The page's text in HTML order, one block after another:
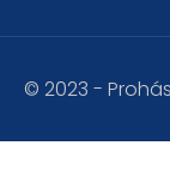
© 2023 -